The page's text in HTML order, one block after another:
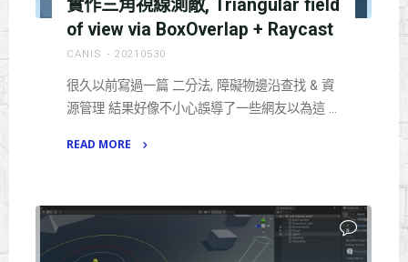
實作三角視線測敵, Triangular field
of view via BoxOverlap + Raycast
CANIS 20210530
很久以前寫過一篇 二分法, 障礙物邊沿查找 & 資
源管理 結果好像不小心誤導了一些網友以為這 …
READ MORE
三
視